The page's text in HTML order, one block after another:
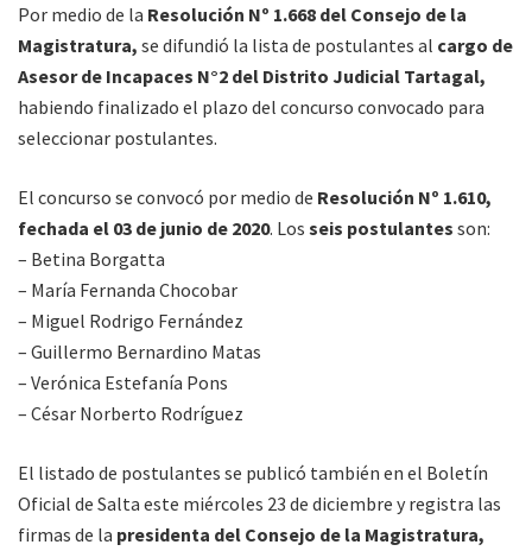
Por medio de la Resolución Nº 1.668 del Consejo de la
Magistratura, se difundió la lista de postulantes al cargo de
Asesor de Incapaces N°2 del Distrito Judicial Tartagal,
habiendo finalizado el plazo del concurso convocado para
seleccionar postulantes.
El concurso se convocó por medio de Resolución Nº 1.610,
fechada el 03 de junio de 2020. Los seis postulantes son:
– Betina Borgatta
– María Fernanda Chocobar
– Miguel Rodrigo Fernández
– Guillermo Bernardino Matas
– Verónica Estefanía Pons
– César Norberto Rodríguez
El listado de postulantes se publicó también en el Boletín
Oficial de Salta este miércoles 23 de diciembre y registra las
firmas de la presidenta del Consejo de la Magistratura,